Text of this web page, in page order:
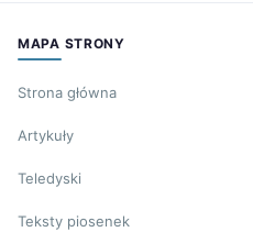
MAPA STRONY
Strona główna
Artykuły
Teledyski
Teksty piosenek